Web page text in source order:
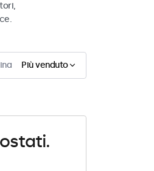
Più venduto